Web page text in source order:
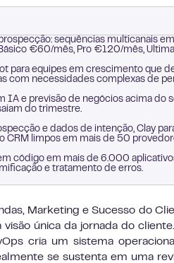
sequências multicanais
€60/mês, Pro €120/mês,
para equipes em crescimento que
com necessidades complexas de
IA e previsão de negócios acima do
do trimestre.
e dados de intenção, Clay
limpos em mais de 50
código em mais de 6.000
e tratamento de erros.
Marketing e Sucesso do
única da jornada do
cria um sistema
se sustenta em uma